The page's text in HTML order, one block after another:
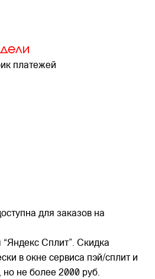
платежей
для заказов на
“Яндекс Сплит”. Скидка
в окне сервиса пэй/сплит и
но не более 2000 руб.